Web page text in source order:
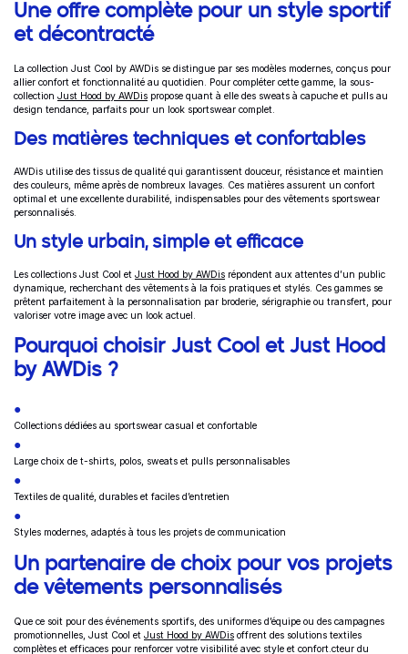
Une offre complète pour un style sportif
et décontracté
La collection Just Cool by AWDis se distingue par ses modèles modernes, conçus pour
allier confort et fonctionnalité au quotidien. Pour compléter cette gamme, la sous-
collection Just Hood by AWDis propose quant à elle des sweats à capuche et pulls au
design tendance, parfaits pour un look sportswear complet.
Des matières techniques et confortables
AWDis utilise des tissus de qualité qui garantissent douceur, résistance et maintien
des couleurs, même après de nombreux lavages. Ces matières assurent un confort
optimal et une excellente durabilité, indispensables pour des vêtements sportswear
personnalisés.
Un style urbain, simple et efficace
Les collections Just Cool et Just Hood by AWDis répondent aux attentes d’un public
dynamique, recherchant des vêtements à la fois pratiques et stylés. Ces gammes se
prêtent parfaitement à la personnalisation par broderie, sérigraphie ou transfert, pour
valoriser votre image avec un look actuel.
Pourquoi choisir Just Cool et Just Hood
by AWDis ?
Collections dédiées au sportswear casual et confortable
Large choix de t-shirts, polos, sweats et pulls personnalisables
Textiles de qualité, durables et faciles d’entretien
Styles modernes, adaptés à tous les projets de communication
Un partenaire de choix pour vos projets
de vêtements personnalisés
Que ce soit pour des événements sportifs, des uniformes d’équipe ou des campagnes
promotionnelles, Just Cool et Just Hood by AWDis offrent des solutions textiles
complètes et efficaces pour renforcer votre visibilité avec style et confort.cteur du